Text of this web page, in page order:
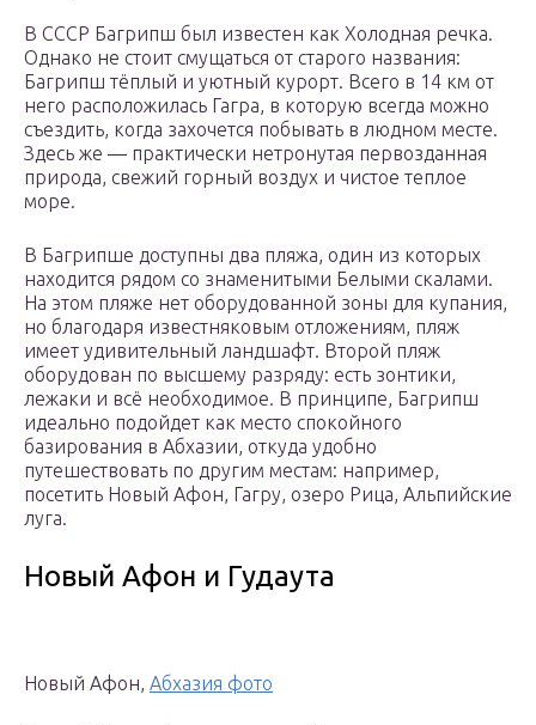
В СССР Багрипш был известен как Холодная речка.
Однако не стоит смущаться от старого названия:
Багрипш тёплый и уютный курорт. Всего в 14 км от
него расположилась Гагра, в которую всегда можно
съездить, когда захочется побывать в людном месте.
Здесь же — практически нетронутая первозданная
природа, свежий горный воздух и чистое теплое
море.
В Багрипше доступны два пляжа, один из которых
находится рядом со знаменитыми Белыми скалами.
На этом пляже нет оборудованной зоны для купания,
но благодаря известняковым отложениям, пляж
имеет удивительный ландшафт. Второй пляж
оборудован по высшему разряду: есть зонтики,
лежаки и всё необходимое. В принципе, Багрипш
идеально подойдет как место спокойного
базирования в Абхазии, откуда удобно
путешествовать по другим местам: например,
посетить Новый Афон, Гагру, озеро Рица, Альпийские
луга.
Новый Афон и Гудаута
Новый Афон, Абхазия фото